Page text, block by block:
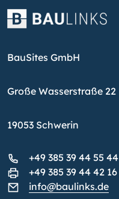
BauSites GmbH
Große Wasserstraße 22
19053 Schwerin
+49 385 39 44 55 44
+49 385 39 44 42 16
info@baulinks.de